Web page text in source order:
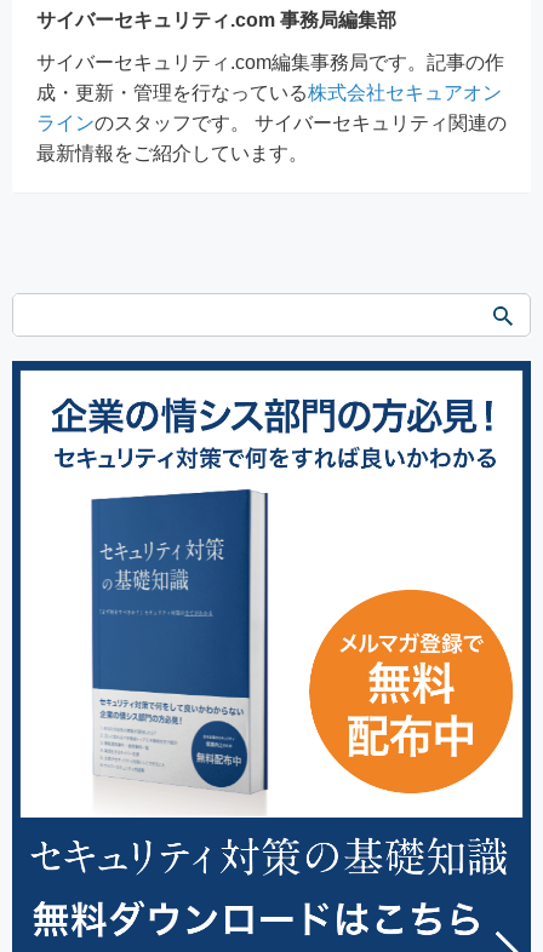
サイバーセキュリティ.com 事務局編集部
サイバーセキュリティ.com編集事務局です。記事の作
成・更新・管理を行なっている株式会社セキュアオン
ラインのスタッフです。 サイバーセキュリティ関連の
最新情報をご紹介しています。